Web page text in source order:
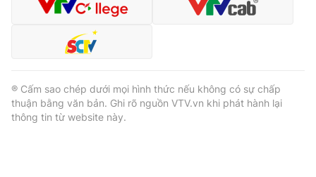
® Cấm sao chép dưới mọi hình thức nếu không có sự chấp
thuận bằng văn bản. Ghi rõ nguồn VTV.vn khi phát hành lại
thông tin từ website này.